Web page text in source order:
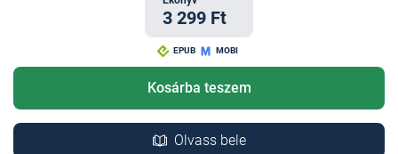
3 299 Ft
EPUB MOBI
Kosárba teszem
Olvass bele